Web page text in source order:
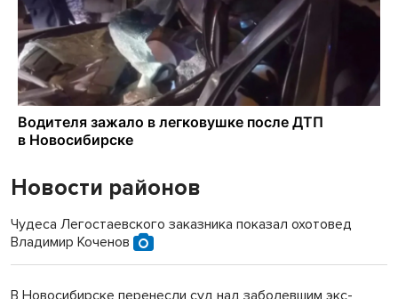
Новости районов
Чудеса Легостаевского заказника показал охотовед
Владимир Коченов